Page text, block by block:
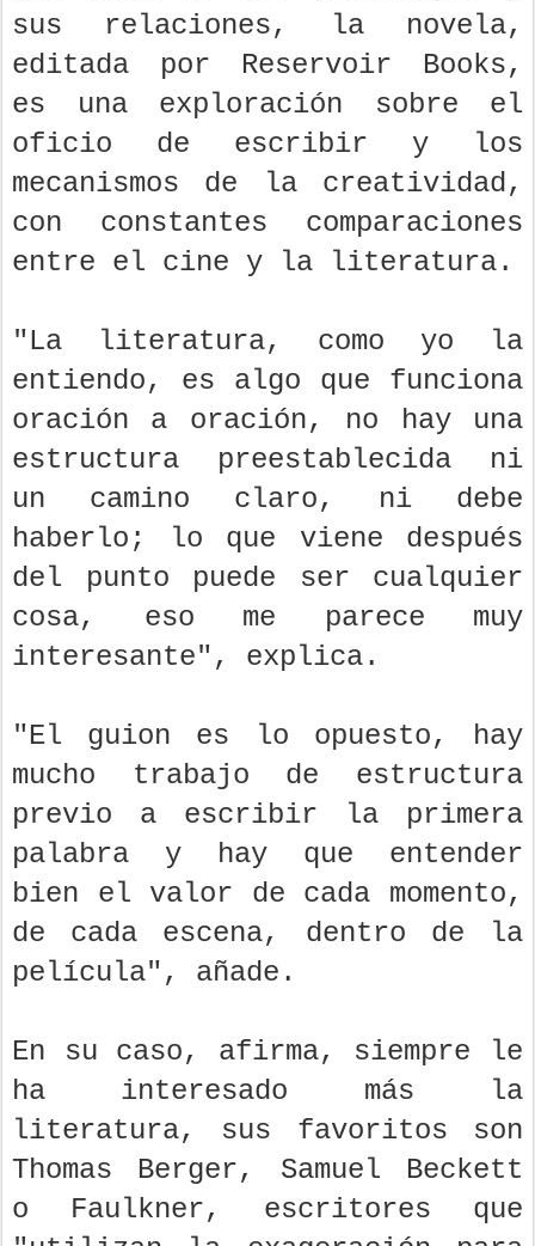
sus relaciones, la novela,
editada por Reservoir Books,
es una exploración sobre el
oficio de escribir y los
mecanismos de la creatividad,
con constantes comparaciones
entre el cine y la literatura.
"La literatura, como yo la
entiendo, es algo que funciona
oración a oración, no hay una
estructura preestablecida ni
un camino claro, ni debe
haberlo; lo que viene después
del punto puede ser cualquier
cosa, eso me parece muy
interesante", explica.
"El guion es lo opuesto, hay
mucho trabajo de estructura
previo a escribir la primera
palabra y hay que entender
bien el valor de cada momento,
de cada escena, dentro de la
película", añade.
En su caso, afirma, siempre le
ha interesado más la
literatura, sus favoritos son
Thomas Berger, Samuel Beckett
o Faulkner, escritores que